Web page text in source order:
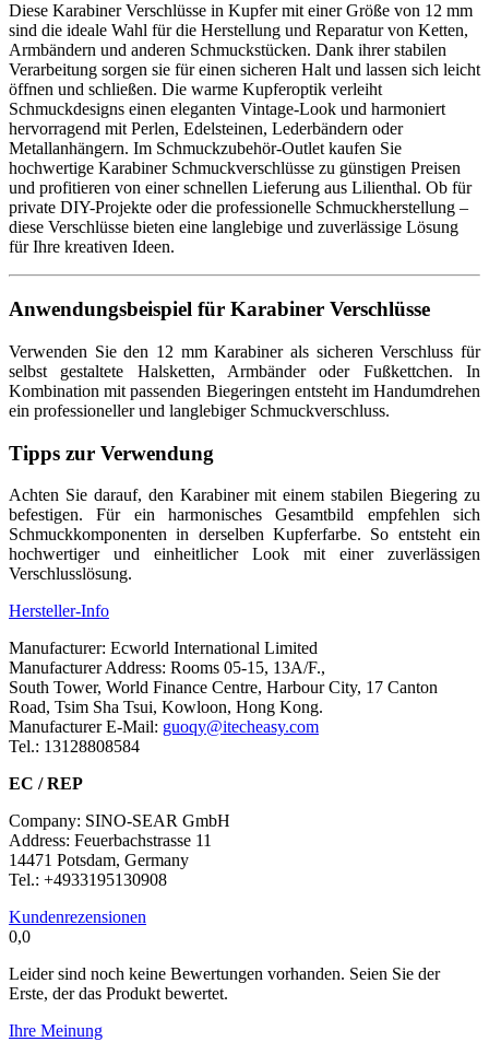
Diese Karabiner Verschlüsse in Kupfer mit einer Größe von 12 mm
sind die ideale Wahl für die Herstellung und Reparatur von Ketten,
Armbändern und anderen Schmuckstücken. Dank ihrer stabilen
Verarbeitung sorgen sie für einen sicheren Halt und lassen sich leicht
öffnen und schließen. Die warme Kupferoptik verleiht
Schmuckdesigns einen eleganten Vintage-Look und harmoniert
hervorragend mit Perlen, Edelsteinen, Lederbändern oder
Metallanhängern. Im Schmuckzubehör-Outlet kaufen Sie
hochwertige Karabiner Schmuckverschlüsse zu günstigen Preisen
und profitieren von einer schnellen Lieferung aus Lilienthal. Ob für
private DIY-Projekte oder die professionelle Schmuckherstellung –
diese Verschlüsse bieten eine langlebige und zuverlässige Lösung
für Ihre kreativen Ideen.
Anwendungsbeispiel für Karabiner Verschlüsse
Verwenden Sie den 12 mm Karabiner als sicheren Verschluss für
selbst gestaltete Halsketten, Armbänder oder Fußkettchen. In
Kombination mit passenden Biegeringen entsteht im Handumdrehen
ein professioneller und langlebiger Schmuckverschluss.
Tipps zur Verwendung
Achten Sie darauf, den Karabiner mit einem stabilen Biegering zu
befestigen. Für ein harmonisches Gesamtbild empfehlen sich
Schmuckkomponenten in derselben Kupferfarbe. So entsteht ein
hochwertiger und einheitlicher Look mit einer zuverlässigen
Verschlusslösung.
Hersteller-Info
Manufacturer: Ecworld International Limited
Manufacturer Address: Rooms 05-15, 13A/F.,
South Tower, World Finance Centre, Harbour City, 17 Canton
Road, Tsim Sha Tsui, Kowloon, Hong Kong.
Manufacturer E-Mail: guoqy@itecheasy.com
Tel.: 13128808584
EC / REP
Company: SINO-SEAR GmbH
Address: Feuerbachstrasse 11
14471 Potsdam, Germany
Tel.: +4933195130908
Kundenrezensionen
0,0
Leider sind noch keine Bewertungen vorhanden. Seien Sie der
Erste, der das Produkt bewertet.
Ihre Meinung